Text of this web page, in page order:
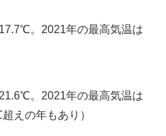
。2021年の最高気温は
。2021年の最高気温は
えの年もあり）